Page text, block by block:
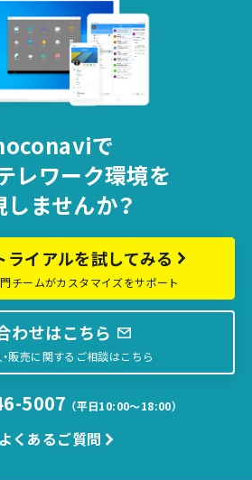
で
レワーク環境を
しませんか？
イアルを試してみる
チームがカスタマイズをサポート
わせはこちら
販売に関するご相談はこちら
5007 （平日10:00〜18:00）
よくあるご質問